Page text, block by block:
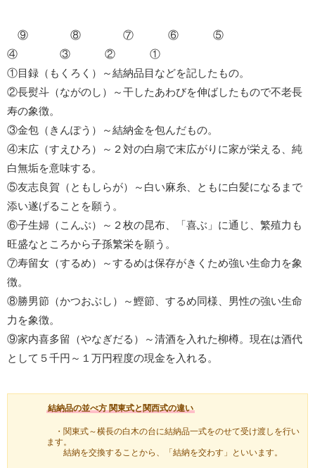
⑨ ⑧ ⑦ ⑥ ⑤
④ ③ ② ①
①目録（もくろく）～結納品目などを記したもの。
②長熨斗（ながのし）～干したあわびを伸ばしたもので不老長
寿の象徴。
③金包（きんぽう）～結納金を包んだもの。
④末広（すえひろ）～２対の白扇で末広がりに家が栄える、純
白無垢を意味する。
⑤友志良賀（ともしらが）～白い麻糸、ともに白髪になるまで
添い遂げることを願う。
⑥子生婦（こんぶ）～２枚の昆布、「喜ぶ」に通じ、繁殖力も
旺盛なところから子孫繁栄を願う。
⑦寿留女（するめ）～するめは保存がきくため強い生命力を象
徴。
⑧勝男節（かつおぶし）～鰹節、するめ同様、男性の強い生命
力を象徴。
⑨家内喜多留（やなぎだる）～清酒を入れた柳樽。現在は酒代
として５千円～１万円程度の現金を入れる。
結納品の並べ方 関東式と関西式の違い
・関東式～横長の白木の台に結納品一式をのせて受け渡しを行い
ます。
結納を交換することから、「結納を交わす」といいます。